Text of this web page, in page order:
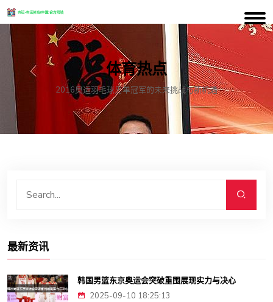
体育热点
2016奥运羽毛球男单冠军的未来挑战与新机遇
最新资讯
韩国男篮东京奥运会突破重围展现实力与决心
2025-09-10 18:25:13